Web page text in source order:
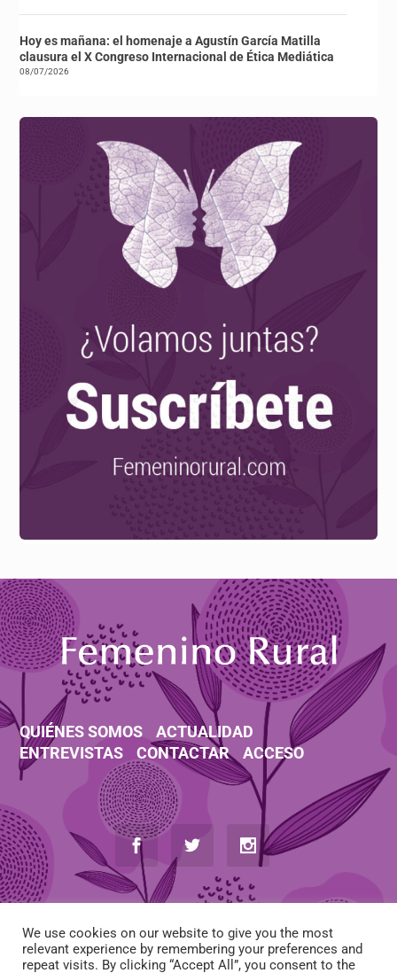
Hoy es mañana: el homenaje a Agustín García Matilla
clausura el X Congreso Internacional de Ética Mediática
08/07/2026
QUIÉNES SOMOS
ACTUALIDAD
ENTREVISTAS
CONTACTAR ACCESO
We use cookies on our website to give you the most
relevant experience by remembering your preferences and
repeat visits. By clicking “Accept All”, you consent to the